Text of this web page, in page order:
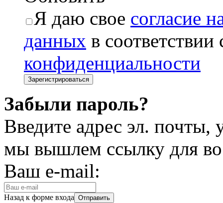
Я даю свое согласие
данных в соответствии
конфиденциальности
Забыли пароль?
Введите адрес эл. почты,
мы вышлем ссылку для
Ваш e-mail:
Назад к форме входа